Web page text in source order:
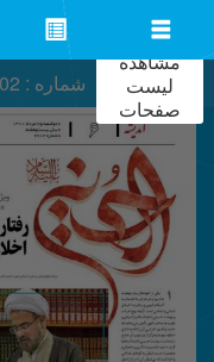
شماره : 7702
مشاهده
لیست
صفحات